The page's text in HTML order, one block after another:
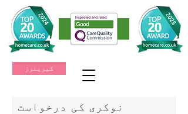
کیریئرز
نوکری کی درخواست